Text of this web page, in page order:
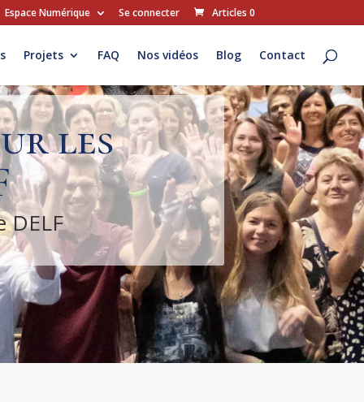
Espace Numérique Se connecter Articles 0
Projets FAQ Nos vidéos Blog Contact
les
DELF